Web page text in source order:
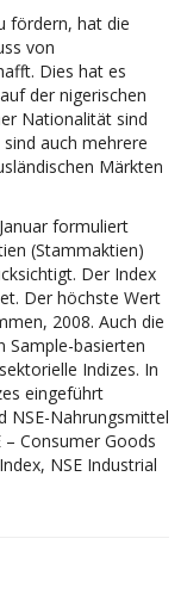
fördern, hat die
von
Dies hat es
der nigerischen
Nationalität sind
auch mehrere
Märkten
formuliert
(Stammaktien)
Der Index
Der höchste Wert
2008. Auch die
Sample-basierten
Indizes. In
eingeführt
NSE-Nahrungsmittel
Consumer Goods
NSE Industrial